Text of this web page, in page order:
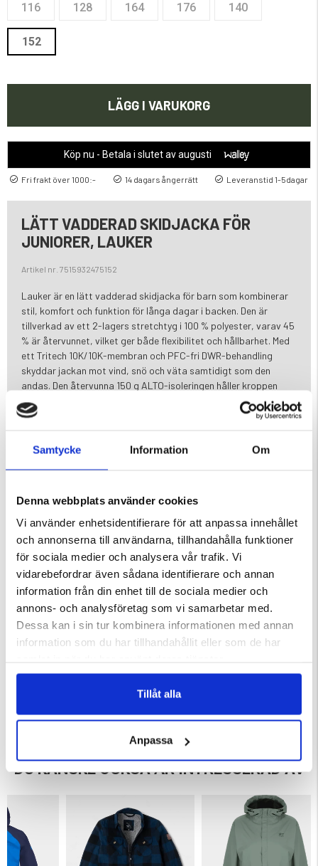
Samtycke Information Om
Denna webbplats använder cookies
Vi använder enhetsidentifierare för att anpassa innehållet
och annonserna till användarna, tillhandahålla funktioner
för sociala medier och analysera vår trafik. Vi
vidarebefordrar även sådana identifierare och annan
information från din enhet till de sociala medier och
annons- och analysföretag som vi samarbetar med.
Dessa kan i sin tur kombinera informationen med annan
information som du har tillhandahållit eller som de har
Tillåt alla
Anpassa
116 128 164 176 140
152
LÄGG I VARUKORG
Köp nu - Betala i slutet av augusti
Fri frakt över 1000:- 14 dagars ångerrätt Leveranstid 1-5dagar
LÄTT VADDERAD SKIDJACKA FÖR
JUNIORER, LAUKER
Artikel nr. 7515932475152
Lauker är en lätt vadderad skidjacka för barn som kombinerar
stil, komfort och funktion för långa dagar i backen. Den är
tillverkad av ett 2-lagers stretchtyg i 100 % polyester, varav 45
% är återvunnet, vilket ger både flexibilitet och hållbarhet. Med
ett Tritech 10K/10K-membran och PFC-fri DWR-behandling
skyddar jackan mot vind, snö och väta samtidigt som den
andas. Den återvunna 150 g ALTO-isoleringen håller kroppen
varm utan att kännas tung. Praktiska detaljer som flera fickor,
snölås, dragsko och avtagbar huva gör Lauker både funktionell
Egenskaper
andningsförmåga
- PFC-fri DWR-behandling för vattenavvisande skydd
- 150 g ALTO-isolering av 100 % återvunnen polyester
- Skidkortsficka på nedre vänstra ärmen
- Elastiska muddar i ärmsluten och fast dragsko i nederkant
- Fast snölås som förhindrar att snö tränger in
- Avtagbar huva och tejpade kritiska sömmar
Varumärke
DU KANSKE OCKSÅ ÄR INTRESSERAD AV